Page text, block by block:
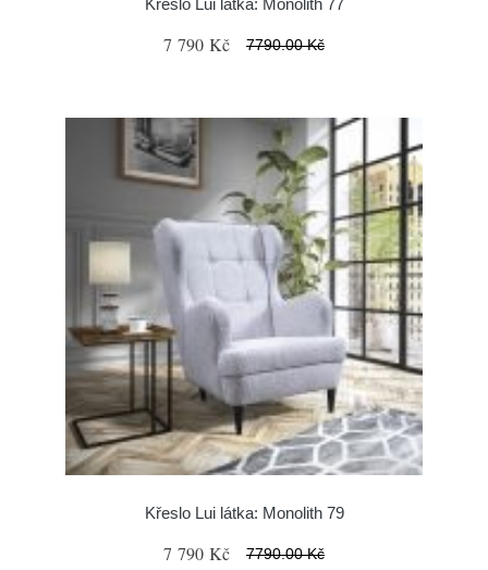
Křeslo Lui látka: Monolith 77
7 790 Kč 7790.00 Kč
Křeslo Lui látka: Monolith 79
7 790 Kč 7790.00 Kč